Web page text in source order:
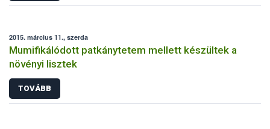
2015. március 11., szerda
Mumifikálódott patkánytetem mellett készültek a
növényi lisztek
TOVÁBB